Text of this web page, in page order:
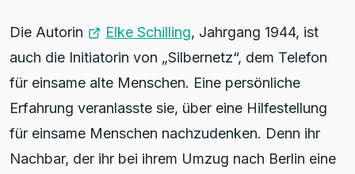
Die Autorin Elke Schilling, Jahrgang 1944, ist
auch die Initiatorin von „Silbernetz“, dem Telefon
für einsame alte Menschen. Eine persönliche
Erfahrung veranlasste sie, über eine Hilfestellung
für einsame Menschen nachzudenken. Denn ihr
Nachbar, der ihr bei ihrem Umzug nach Berlin eine